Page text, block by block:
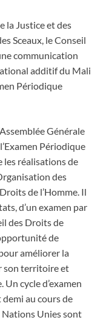
la Justice et des
Sceaux, le Conseil
communication
additif du Mali
Périodique
Générale
Périodique
les réalisations de
des
de l’Homme. Il
d’un examen par
des Droits de
de
améliorer la
son territoire et
cycle d’examen
au cours de
Nations Unies sont